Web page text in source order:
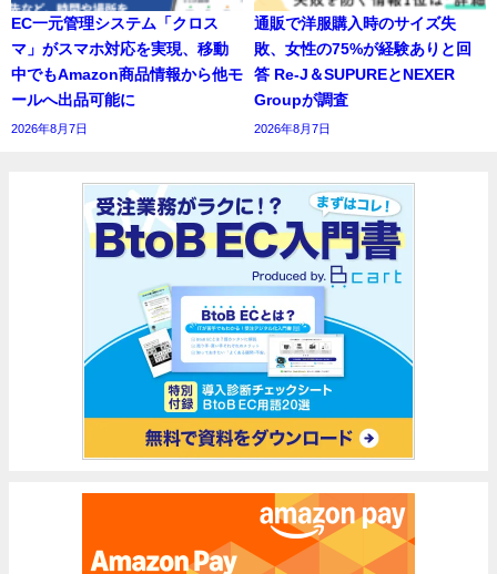
EC一元管理システム「クロス
マ」がスマホ対応を実現、移動
中でもAmazon商品情報から他モ
ールへ出品可能に
2026年8月7日
通販で洋服購入時のサイズ失
敗、女性の75%が経験ありと回
答 Re-J＆SUPUREとNEXER
Groupが調査
2026年8月7日